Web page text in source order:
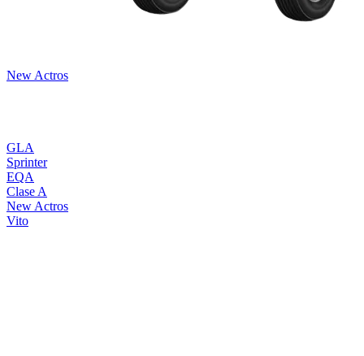
New Actros
GLA
Sprinter
EQA
Clase A
New Actros
Vito